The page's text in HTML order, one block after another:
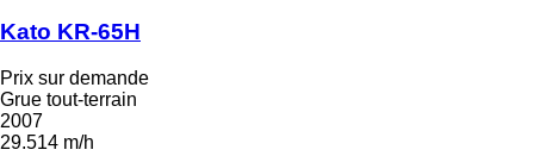
Kato KR-65H
Prix sur demande
Grue tout-terrain
2007
29.514 m/h